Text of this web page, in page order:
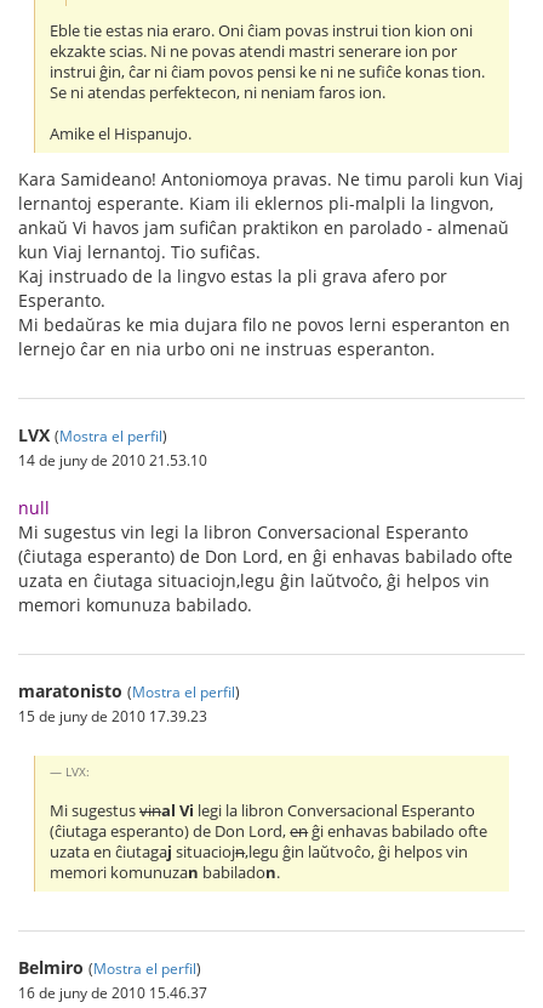
Eble tie estas nia eraro. Oni ĉiam povas instrui tion kion oni
ekzakte scias. Ni ne povas atendi mastri senerare ion por
instrui ĝin, ĉar ni ĉiam povos pensi ke ni ne sufiĉe konas tion.
Se ni atendas perfektecon, ni neniam faros ion.
Amike el Hispanujo.
Kara Samideano! Antoniomoya pravas. Ne timu paroli kun Viaj
lernantoj esperante. Kiam ili eklernos pli-malpli la lingvon,
ankaŭ Vi havos jam sufiĉan praktikon en parolado - almenaŭ
kun Viaj lernantoj. Tio sufiĉas.
Kaj instruado de la lingvo estas la pli grava afero por
Esperanto.
Mi bedaŭras ke mia dujara filo ne povos lerni esperanton en
lernejo ĉar en nia urbo oni ne instruas esperanton.
LVX (Mostra el perfil)
14 de juny de 2010 21.53.10
null
Mi sugestus vin legi la libron Conversacional Esperanto
(ĉiutaga esperanto) de Don Lord, en ĝi enhavas babilado ofte
uzata en ĉiutaga situaciojn,legu ĝin laŭtvoĉo, ĝi helpos vin
memori komunuza babilado.
maratonisto (Mostra el perfil)
15 de juny de 2010 17.39.23
LVX:
Mi sugestusvinal Vi legi la libron Conversacional Esperanto
(ĉiutaga esperanto) de Don Lord,enĝi enhavas babilado ofte
uzata en ĉiutagaj situaciojn,legu ĝin laŭtvoĉo, ĝi helpos vin
memori komunuzan babiladon.
Belmiro (Mostra el perfil)
16 de juny de 2010 15.46.37